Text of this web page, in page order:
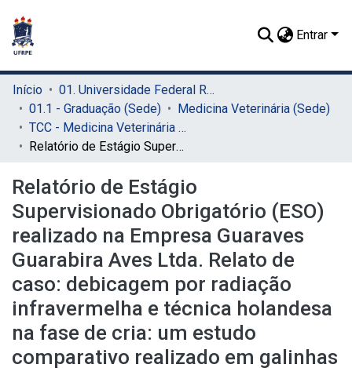
Entrar
Início
01. Universidade Federal Rural de Pernambuco - UFRPE (Sede)
01.1 - Graduação (Sede)
Medicina Veterinária (Sede)
TCC - Medicina Veterinária (Sede)
Relatório de Estágio Supervisionado Obrigatório (ESO) realizado na Empresa Guaraves Guarabira Aves Ltda. Relato de caso: debicagem por radiação infravermelha e técnica holandesa na fase de cria: um estudo comparativo realizado em galinhas poedeiras da granja localizada no município de Mamanguape/PB
Relatório de Estágio
Supervisionado Obrigatório (ESO)
realizado na Empresa Guaraves
Guarabira Aves Ltda. Relato de
caso: debicagem por radiação
infravermelha e técnica holandesa
na fase de cria: um estudo
comparativo realizado em galinhas